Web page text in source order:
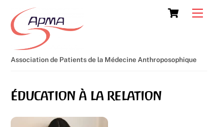
content
Cart
Association de Patients de la Médecine Anthroposophique
éducation à la relation